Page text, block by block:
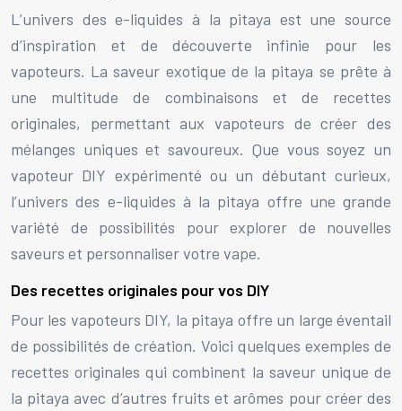
L’univers des e-liquides à la pitaya est une source
d’inspiration et de découverte infinie pour les
vapoteurs. La saveur exotique de la pitaya se prête à
une multitude de combinaisons et de recettes
originales, permettant aux vapoteurs de créer des
mélanges uniques et savoureux. Que vous soyez un
vapoteur DIY expérimenté ou un débutant curieux,
l’univers des e-liquides à la pitaya offre une grande
variété de possibilités pour explorer de nouvelles
saveurs et personnaliser votre vape.
Des recettes originales pour vos DIY
Pour les vapoteurs DIY, la pitaya offre un large éventail
de possibilités de création. Voici quelques exemples de
recettes originales qui combinent la saveur unique de
la pitaya avec d’autres fruits et arômes pour créer des